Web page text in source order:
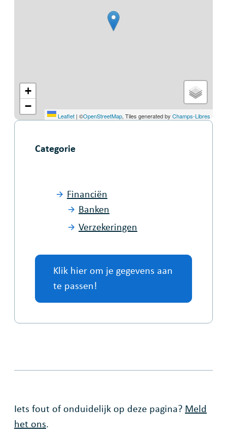
+
−
Leaflet | ©OpenStreetMap, Tiles generated by Champs-Libres
Categorie
Financiën
Banken
Verzekeringen
Klik hier om je gegevens aan
te passen!
Fout op deze pagina
Iets fout of onduidelijk op deze pagina? Meld
het ons.